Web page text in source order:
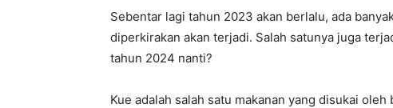
Sebentar lagi tahun 2023 akan berlalu, ada
diperkirakan akan terjadi. Salah satunya juga
tahun 2024 nanti?
Kue adalah salah satu makanan yang disukai